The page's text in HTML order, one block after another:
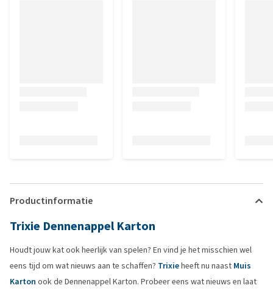
Productinformatie
Trixie Dennenappel Karton
Houdt jouw kat ook heerlijk van spelen? En vind je het misschien wel
eens tijd om wat nieuws aan te schaffen? Trixieheeft nu naast Muis
Karton ook de Dennenappel Karton. Probeer eens wat nieuws en laat